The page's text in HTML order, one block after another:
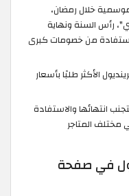
خلال رمضان،
رأس السنة ونهاية
من خصومات كبرى
الأكثر طلبًا بأسعار
انتهائها والاستفادة
مختلف المتاجر
في صفحة